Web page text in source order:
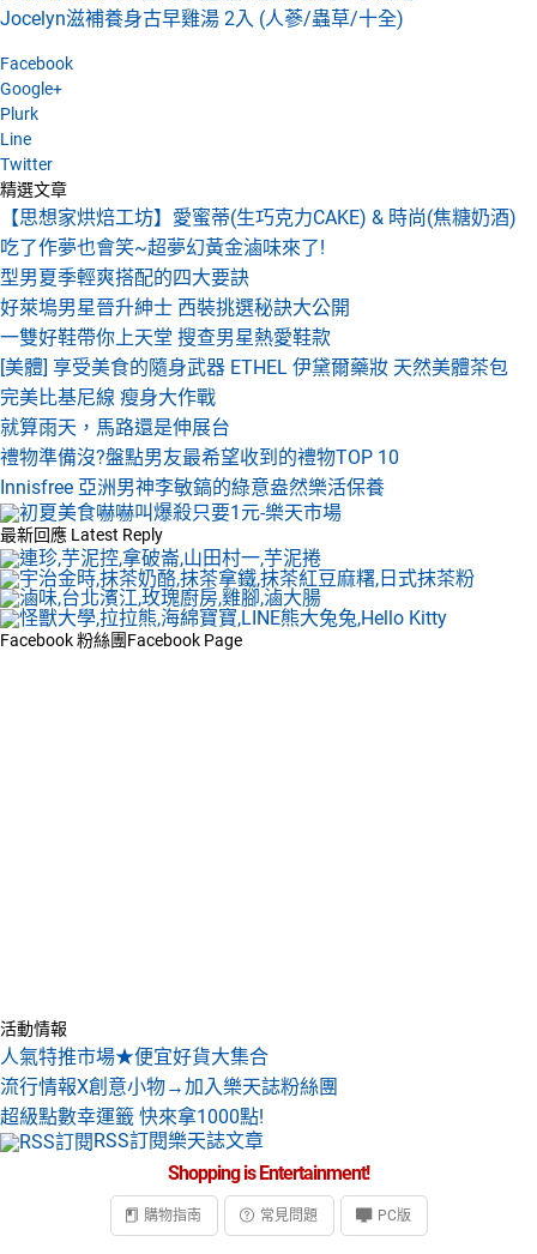
Jocelyn滋補養身古早雞湯 2入 (人蔘/蟲草/十全)
Facebook
Google+
Plurk
Line
Twitter
精選文章
【思想家烘焙工坊】愛蜜蒂(生巧克力CAKE) & 時尚(焦糖奶酒)
吃了作夢也會笑~超夢幻黃金滷味來了!
型男夏季輕爽搭配的四大要訣
好萊塢男星晉升紳士 西裝挑選秘訣大公開
一雙好鞋帶你上天堂 搜查男星熱愛鞋款
[美體] 享受美食的隨身武器 ETHEL 伊黛爾藥妝 天然美體茶包
完美比基尼線 瘦身大作戰
就算雨天，馬路還是伸展台
禮物準備沒?盤點男友最希望收到的禮物TOP 10
Innisfree 亞洲男神李敏鎬的綠意盎然樂活保養
最新回應 Latest Reply
Facebook 粉絲團Facebook Page
活動情報
人氣特推市場★便宜好貨大集合
流行情報X創意小物→加入樂天誌粉絲團
超級點數幸運籤 快來拿1000點!
RSS訂閱樂天誌文章
Shopping is Entertainment!
購物指南 常見問題 PC版